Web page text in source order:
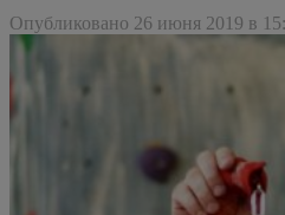
Опубликовано 26 июня 2019 в